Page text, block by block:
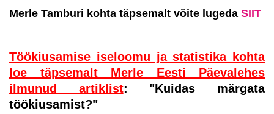
Merle Tamburi kohta täpsemalt võite lugeda SIIT
Töökiusamise iseloomu ja statistika kohta
loe täpsemalt Merle Eesti Päevalehes
ilmunud artiklist: "Kuidas märgata
töökiusamist?"